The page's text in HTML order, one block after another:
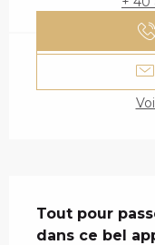
Tout pour
dans ce bel